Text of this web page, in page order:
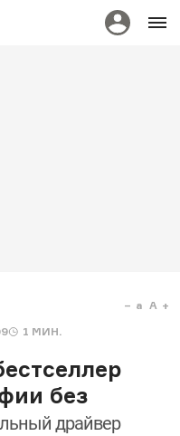
1 МИН.
a A
без
драйвер